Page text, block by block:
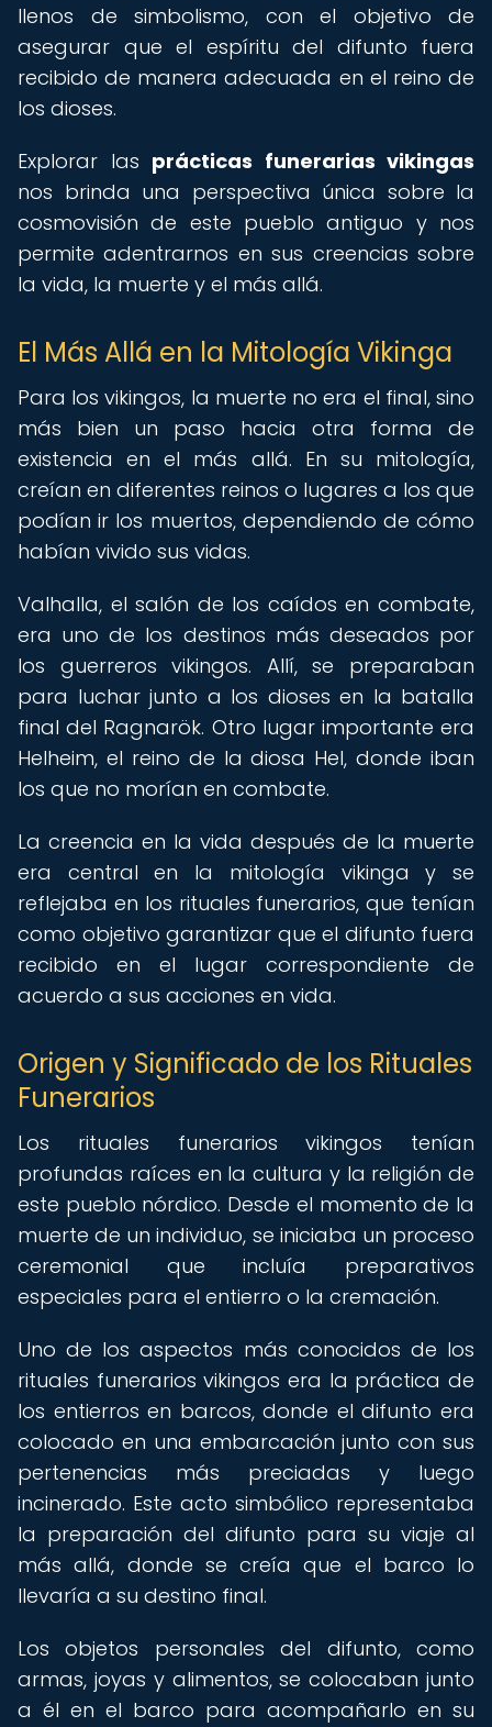
llenos de simbolismo, con el objetivo de
asegurar que el espíritu del difunto fuera
recibido de manera adecuada en el reino de
los dioses.
Explorar las prácticas funerarias vikingas
nos brinda una perspectiva única sobre la
cosmovisión de este pueblo antiguo y nos
permite adentrarnos en sus creencias sobre
la vida, la muerte y el más allá.
El Más Allá en la Mitología Vikinga
Para los vikingos, la muerte no era el final, sino
más bien un paso hacia otra forma de
existencia en el más allá. En su mitología,
creían en diferentes reinos o lugares a los que
podían ir los muertos, dependiendo de cómo
habían vivido sus vidas.
Valhalla, el salón de los caídos en combate,
era uno de los destinos más deseados por
los guerreros vikingos. Allí, se preparaban
para luchar junto a los dioses en la batalla
final del Ragnarök. Otro lugar importante era
Helheim, el reino de la diosa Hel, donde iban
los que no morían en combate.
La creencia en la vida después de la muerte
era central en la mitología vikinga y se
reflejaba en los rituales funerarios, que tenían
como objetivo garantizar que el difunto fuera
recibido en el lugar correspondiente de
acuerdo a sus acciones en vida.
Origen y Significado de los Rituales
Funerarios
Los rituales funerarios vikingos tenían
profundas raíces en la cultura y la religión de
este pueblo nórdico. Desde el momento de la
muerte de un individuo, se iniciaba un proceso
ceremonial que incluía preparativos
especiales para el entierro o la cremación.
Uno de los aspectos más conocidos de los
rituales funerarios vikingos era la práctica de
los entierros en barcos, donde el difunto era
colocado en una embarcación junto con sus
pertenencias más preciadas y luego
incinerado. Este acto simbólico representaba
la preparación del difunto para su viaje al
más allá, donde se creía que el barco lo
llevaría a su destino final.
Los objetos personales del difunto, como
armas, joyas y alimentos, se colocaban junto
a él en el barco para acompañarlo en su